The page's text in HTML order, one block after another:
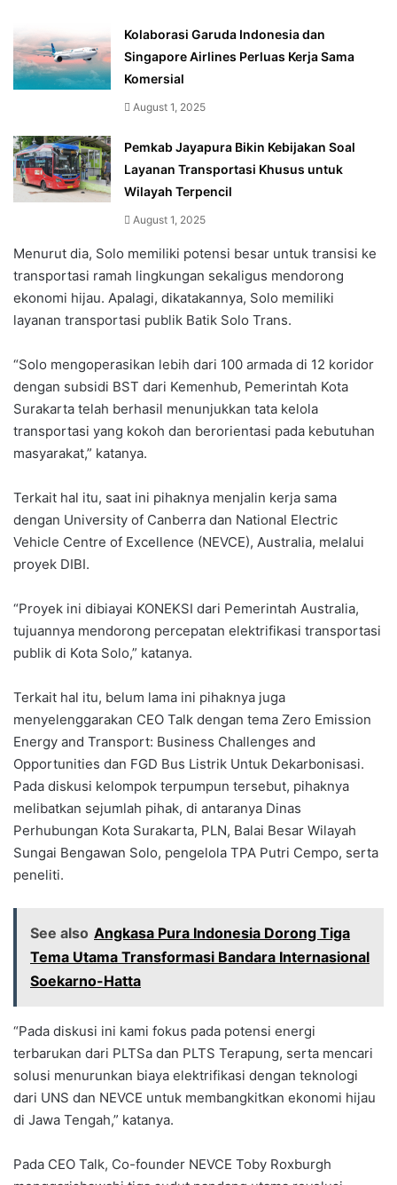
Kolaborasi Garuda Indonesia dan
Singapore Airlines Perluas Kerja Sama
Komersial
August 1, 2025
Pemkab Jayapura Bikin Kebijakan Soal
Layanan Transportasi Khusus untuk
Wilayah Terpencil
August 1, 2025
Menurut dia, Solo memiliki potensi besar untuk transisi ke
transportasi ramah lingkungan sekaligus mendorong
ekonomi hijau. Apalagi, dikatakannya, Solo memiliki
layanan transportasi publik Batik Solo Trans.
“Solo mengoperasikan lebih dari 100 armada di 12 koridor
dengan subsidi BST dari Kemenhub, Pemerintah Kota
Surakarta telah berhasil menunjukkan tata kelola
transportasi yang kokoh dan berorientasi pada kebutuhan
masyarakat,” katanya.
Terkait hal itu, saat ini pihaknya menjalin kerja sama
dengan University of Canberra dan National Electric
Vehicle Centre of Excellence (NEVCE), Australia, melalui
proyek DIBI.
“Proyek ini dibiayai KONEKSI dari Pemerintah Australia,
tujuannya mendorong percepatan elektrifikasi transportasi
publik di Kota Solo,” katanya.
Terkait hal itu, belum lama ini pihaknya juga
menyelenggarakan CEO Talk dengan tema Zero Emission
Energy and Transport: Business Challenges and
Opportunities dan FGD Bus Listrik Untuk Dekarbonisasi.
Pada diskusi kelompok terpumpun tersebut, pihaknya
melibatkan sejumlah pihak, di antaranya Dinas
Perhubungan Kota Surakarta, PLN, Balai Besar Wilayah
Sungai Bengawan Solo, pengelola TPA Putri Cempo, serta
peneliti.
See also Angkasa Pura Indonesia Dorong Tiga
Tema Utama Transformasi Bandara Internasional
Soekarno-Hatta
“Pada diskusi ini kami fokus pada potensi energi
terbarukan dari PLTSa dan PLTS Terapung, serta mencari
solusi menurunkan biaya elektrifikasi dengan teknologi
dari UNS dan NEVCE untuk membangkitkan ekonomi hijau
di Jawa Tengah,” katanya.
Pada CEO Talk, Co-founder NEVCE Toby Roxburgh